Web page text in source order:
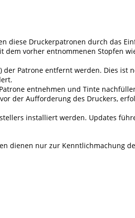
diese Druckerpatronen durch das
vorher entnommenen Stopfen
Patrone entfernt werden. Dies ist
entnehmen und Tinte
der Aufforderung des Druckers,
installiert werden. Updates
dienen nur zur Kenntlichmachung